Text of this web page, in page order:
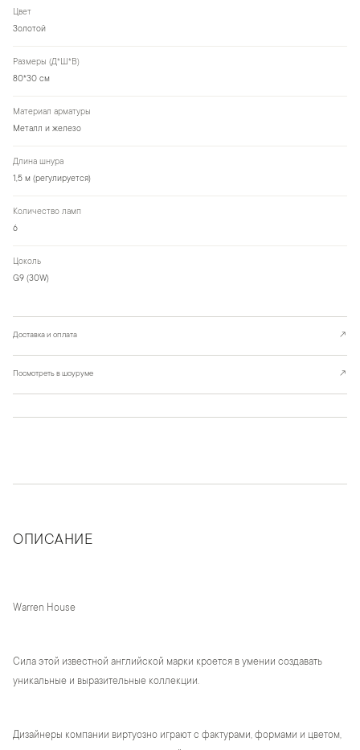
Цвет
Золотой
Размеры (Д*Ш*В)
80*30 см
Материал арматуры
Металл и железо
Длина шнура
1,5 м (регулируется)
Количество ламп
6
Цоколь
G9 (30W)
Доставка и оплата ↗
Посмотреть в шоуруме ↗
ОПИСАНИЕ
Warren House
Сила этой известной английской марки кроется в умении создавать
уникальные и выразительные коллекции.
Дизайнеры компании виртуозно играют с фактурами, формами и цветом,